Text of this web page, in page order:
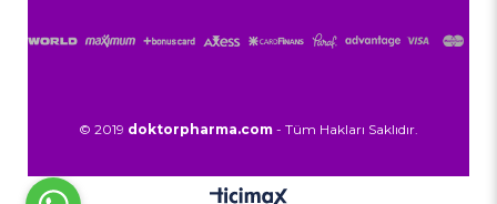
© 2019 doktorpharma.com - Tüm Hakları Saklıdır.